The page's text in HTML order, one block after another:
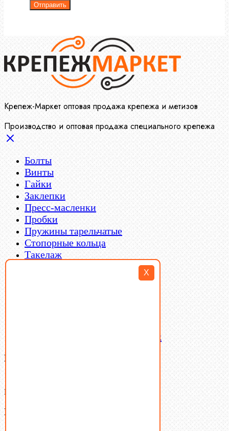
X
Отправить
Крепеж-Маркет оптовая продажа крепежа и метизов
Производство и оптовая продажа специального крепежа
Болты
Винты
Гайки
Заклепки
Пресс-масленки
Пробки
Пружины тарельчатые
Стопорные кольца
Такелаж
Латунный и бронзовый крепеж
Ваша корзина
В корзине нет товаров.
Поиск